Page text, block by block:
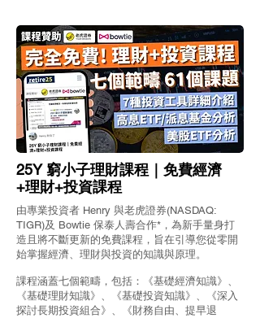
【StashAway評價】真倉
實測「熊金寶」4.44厘美
國短債詳細分析比較
StashAway介紹、背景、
收費
25Y 窮小子理財課程｜免費經濟
+理財+投資課程
由專業投資者 Henry 與老虎證券(NASDAQ:
TIGR)及 Bowtie 保泰人壽合作*，為新手量身打
造且將不斷更新的免費課程，旨在引導您從零開
始掌握經濟、理財與投資的知識與原理。
課程涵蓋七個範疇，包括：《基礎經濟知識》、
《基礎理財知識》、《基礎投資知識》、《深入
探討長期投資組合》、《財務自由、提早退